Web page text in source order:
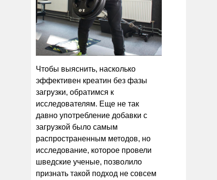
Чтобы выяснить, насколько
эффективен креатин без фазы
загрузки, обратимся к
исследователям. Еще не так
давно употребление добавки с
загрузкой было самым
распространенным методов, но
исследование, которое провели
шведские ученые, позволило
признать такой подход не совсем